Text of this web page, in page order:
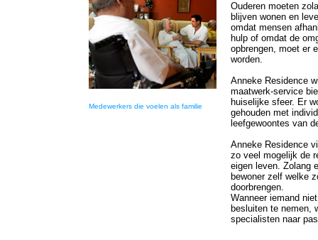
Medewerkers die voelen als familie
Ouderen moeten
blijven wonen en
omdat mensen
hulp of omdat de
opbrengen, moet er
worden.
Anneke Residence
maatwerk-service
huiselijke sfeer. Er
gehouden met
leefgewoontes van
Anneke Residence
zo veel mogelijk de
eigen leven. Zolang
bewoner zelf welke
doorbrengen.
Wanneer iemand
besluiten te nemen,
specialisten naar